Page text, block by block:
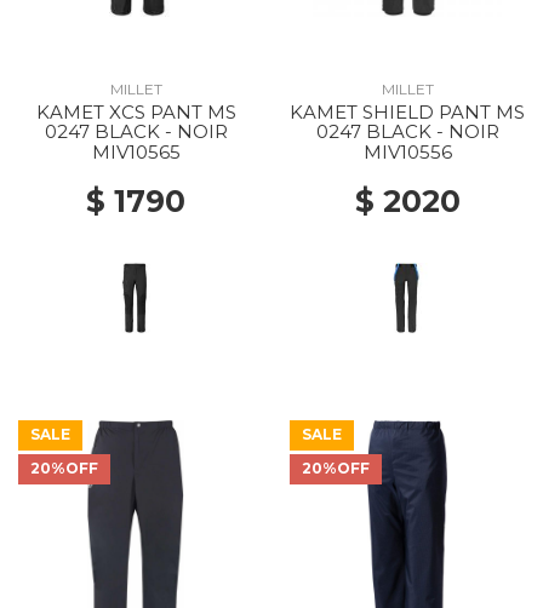
MILLET
KAMET XCS PANT MS
0247 BLACK - NOIR
MIV10565
$ 1790
MILLET
KAMET SHIELD PANT MS
0247 BLACK - NOIR
MIV10556
$ 2020
SALE
20%OFF
SALE
20%OFF